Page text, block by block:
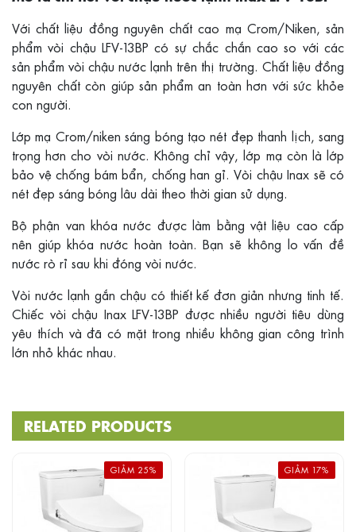
Với chất liệu đồng nguyên chất cao mạ Crom/Niken, sản
phẩm vòi chậu LFV-13BP có sự chắc chắn cao so với các
sản phẩm vòi chậu nước lạnh trên thị trường. Chất liệu đồng
nguyên chất còn giúp sản phẩm an toàn hơn với sức khỏe
con người.
Lớp mạ Crom/niken sáng bóng tạo nét đẹp thanh lịch, sang
trọng hơn cho vòi nước. Không chỉ vậy, lớp mạ còn là lớp
bảo vệ chống bám bẩn, chống han gỉ. Vòi chậu Inax sẽ có
nét đẹp sáng bóng lâu dài theo thời gian sử dụng.
Bộ phận van khóa nước được làm bằng vật liệu cao cấp
nên giúp khóa nước hoàn toàn. Bạn sẽ không lo vấn đề
nước rò rỉ sau khi đóng vòi nước.
Vòi nước lạnh gắn chậu có thiết kế đơn giản nhưng tinh tế.
Chiếc vòi chậu Inax LFV-13BP được nhiều người tiêu dùng
yêu thích và đã có mặt trong nhiều không gian công trình
lớn nhỏ khác nhau.
RELATED PRODUCTS
GIẢM 25% GIẢM 17%